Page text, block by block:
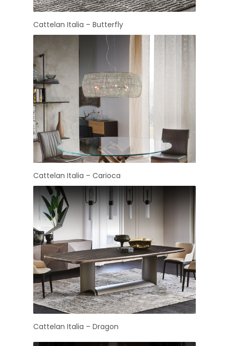
Cattelan Italia – Butterfly
Cattelan Italia – Carioca
Cattelan Italia – Dragon